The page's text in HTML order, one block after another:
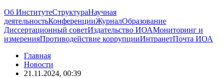
Об ИнститутеСтруктураНаучная
деятельностьКонференцииЖурналОбразование
Диссертационный советИздательство ИОАМониторинг и
измеренияПротиводействие коррупцииИнтранетПочта ИОА
Главная
Новости
21.11.2024, 00:39